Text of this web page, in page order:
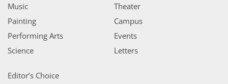
Music
Painting
Performing Arts
Science
Theater
Campus
Events
Letters
Editor’s Choice